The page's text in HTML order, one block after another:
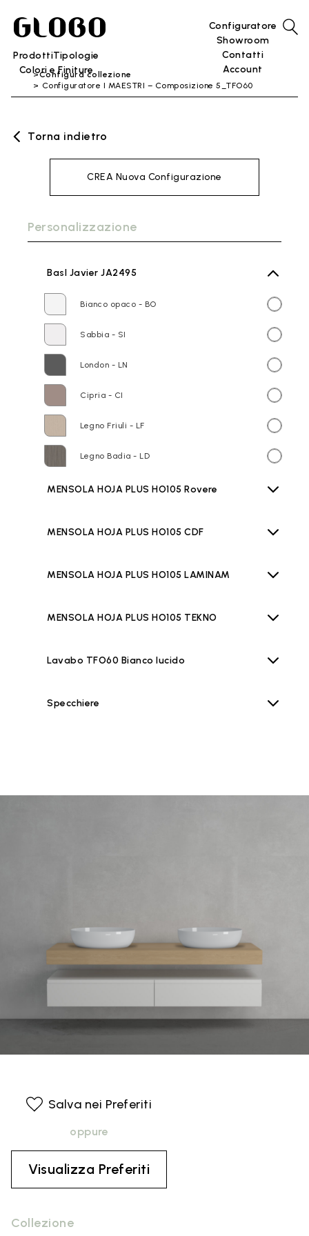
ProdottiTipologie
Colori e Finiture
Configuratore
Showroom
Contatti
Account
Configura collezione
Configuratore I MAESTRI – Composizione 5_TFO60
Torna indietro
CREA Nuova Configurazione
Personalizzazione
BasI Javier JA2495
Bianco opaco - BO
Sabbia - SI
London - LN
Cipria - CI
Legno Friuli - LF
Legno Badia - LD
MENSOLA HOJA PLUS HO105 Rovere
MENSOLA HOJA PLUS HO105 CDF
MENSOLA HOJA PLUS HO105 LAMINAM
MENSOLA HOJA PLUS HO105 TEKNO
Lavabo TFO60 Bianco lucido
Specchiere
Collezione
Salva nei Preferiti
oppure
Visualizza Preferiti